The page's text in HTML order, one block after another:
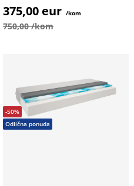
375,00 eur /kom
750,00 /kom
-50%
Odlična ponuda